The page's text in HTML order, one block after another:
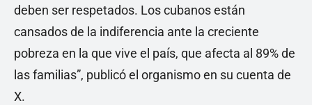
deben ser respetados. Los cubanos están
cansados de la indiferencia ante la creciente
pobreza en la que vive el país, que afecta al 89% de
las familias”, publicó el organismo en su cuenta de
X.